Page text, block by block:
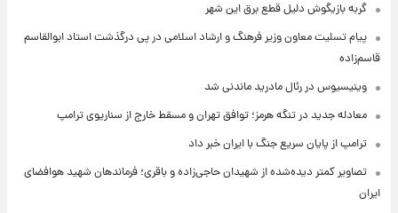
گربه بازیگوش دلیل قطع برق این شهر
پیام تسلیت معاون وزیر فرهنگ و ارشاد اسلامی در پی درگذشت استاد ابوالقاسم
قاسم‌زاده
وینیسیوس در رئال مادرید ماندنی شد
معادله جدید در تنگه هرمز؛ توافق تهران و مسقط خارج از سناریوی ترامپ
ترامپ از پایان سریع جنگ با ایران خبر داد
تصاویر کمتر دیده‌شده از شهیدان حاجی‌زاده و باقری؛ فرماندهان شهید هوافضای
ایران